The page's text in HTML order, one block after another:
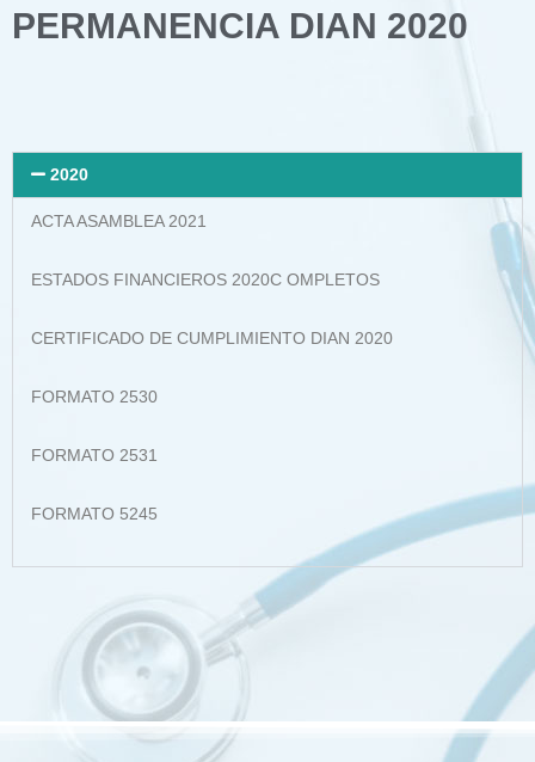
PERMANENCIA DIAN 2020
2020
ACTA ASAMBLEA 2021
ESTADOS FINANCIEROS 2020C OMPLETOS
CERTIFICADO DE CUMPLIMIENTO DIAN 2020
FORMATO 2530
FORMATO 2531
FORMATO 5245